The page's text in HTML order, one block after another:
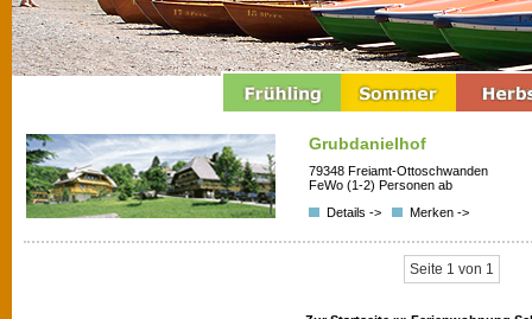
Grubdanielhof
79348 Freiamt-Ottoschwanden
FeWo (1-2) Personen ab
Details ->
Merken ->
Seite 1 von 1